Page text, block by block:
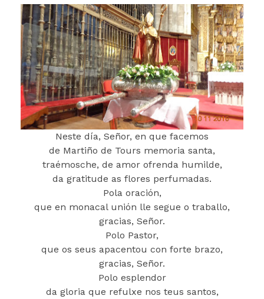
Neste día, Señor, en que facemos
de Martiño de Tours memoria santa,
traémosche, de amor ofrenda humilde,
da gratitude as flores perfumadas.
Pola oración,
que en monacal unión lle segue o traballo,
gracias, Señor.
Polo Pastor,
que os seus apacentou con forte brazo,
gracias, Señor.
Polo esplendor
da gloria que refulxe nos teus santos,